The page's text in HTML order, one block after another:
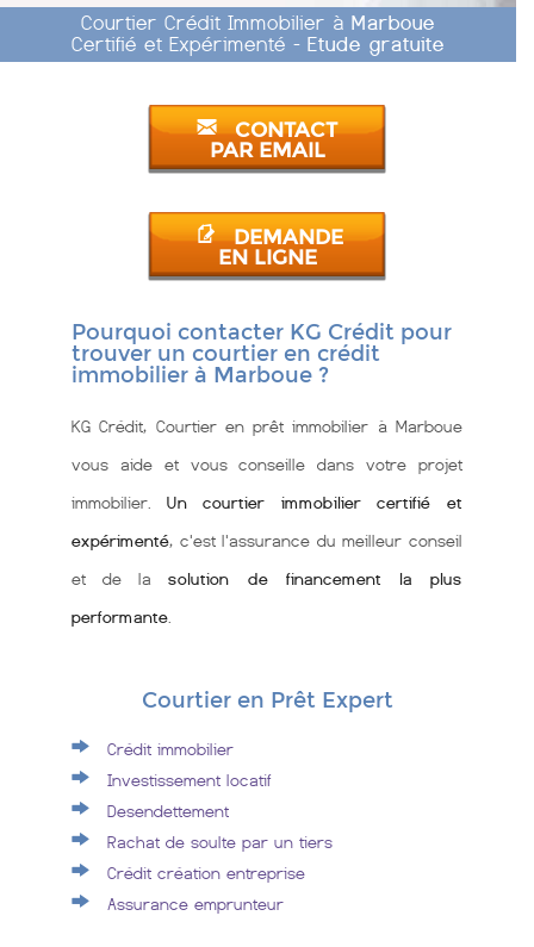
Courtier Crédit Immobilier à Marboue
Certifié et Expérimenté - Etude gratuite
CONTACT
PAR EMAIL
DEMANDE
EN LIGNE
Pourquoi contacter KG Crédit pour
trouver un courtier en crédit
immobilier à Marboue ?
KG Crédit, Courtier en prêt immobilier à Marboue
vous aide et vous conseille dans votre projet
immobilier. Un courtier immobilier certifié et
expérimenté, c'est l'assurance du meilleur conseil
et de lasolution de financement la plus
performante
Courtier en Prêt Expert
Crédit immobilier
Investissement locatif
Desendettement
Rachat de soulte par un tiers
Crédit création entreprise
Assurance emprunteur